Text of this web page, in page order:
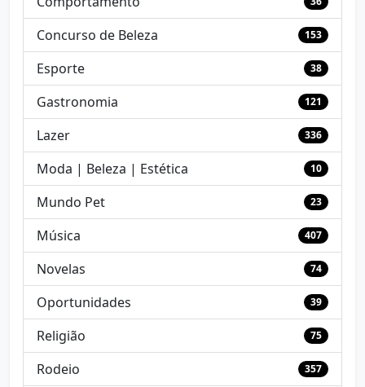
Concurso de Beleza 153
Esporte 38
Gastronomia 121
Lazer 336
Moda | Beleza | Estética 10
Mundo Pet 23
Música 407
Novelas 74
Oportunidades 39
Religião 75
Rodeio 357